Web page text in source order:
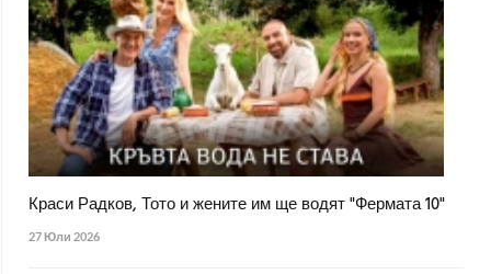
Краси Радков, Тото и жените им ще водят "Фермата 10"
27 Юли 2026